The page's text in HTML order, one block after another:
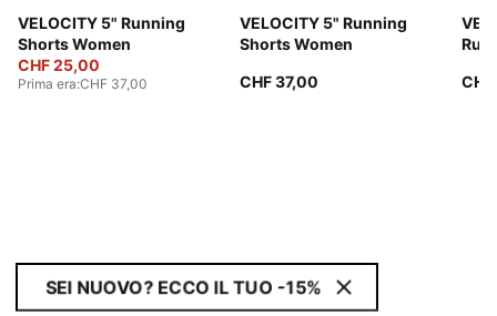
VELOCITY 5" Running
Shorts Women
CHF 25,00
Prima era:CHF 37,00
VELOCITY 5" Running
Shorts Women
CHF 37,00
SEI NUOVO? ECCO IL TUO -15%